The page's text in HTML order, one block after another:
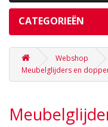
CATEGORIEËN
Webshop
Meubelglijders en